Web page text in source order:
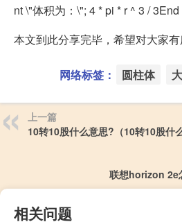
nt \"体积为：\"; 4 * pi * r ^ 3 / 3End
本文到此分享完毕，希望对大家有
网络标签： 圆柱体
上一篇
10转10股什么意思?（10转10股什
联想horizon 2e
相关问题